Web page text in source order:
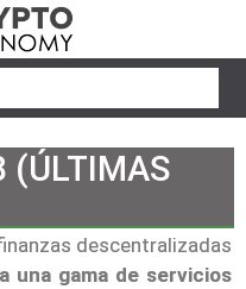
(ÚLTIMAS
descentralizadas
una gama de servicios